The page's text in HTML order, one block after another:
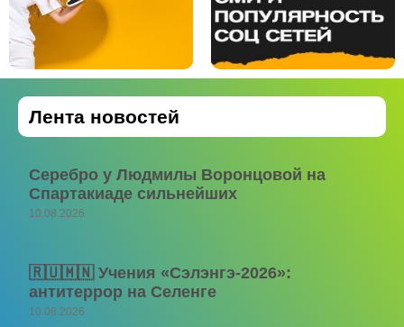
Лента новостей
Серебро у Людмилы Воронцовой на
Спартакиаде сильнейших
10.08.2026
🇷🇺🇲🇳 Учения «Сэлэнгэ-2026»:
антитеррор на Селенге
10.08.2026